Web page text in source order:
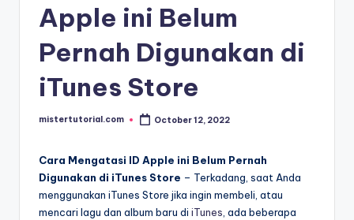
Apple ini Belum
Pernah Digunakan di
iTunes Store
Posted
mistertutorial.com October 12, 2022
Cara Mengatasi ID Apple ini Belum Pernah
Digunakan di iTunes Store – Terkadang, saat Anda
menggunakan iTunes Store jika ingin membeli, atau
mencari lagu dan album baru di iTunes , ada beberapa